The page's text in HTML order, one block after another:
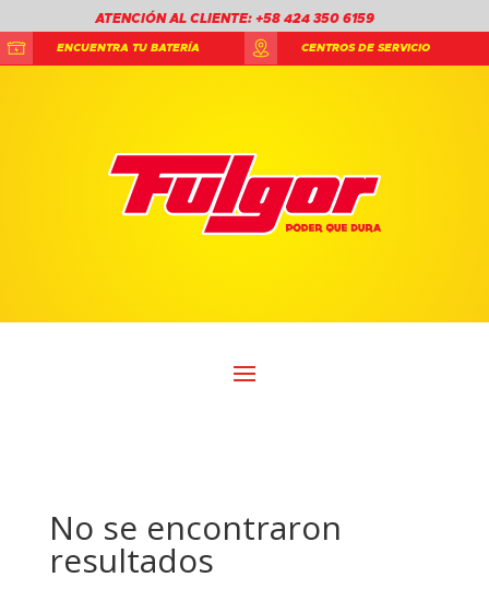
ATENCIÓN AL CLIENTE: +58 424 350 6159
ENCUENTRA TU BATERÍA CENTROS DE SERVICIO
No se encontraron
resultados